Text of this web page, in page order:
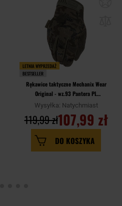
LETNIA WYPRZEDAŻ
BESTSELLER
Rękawice taktyczne Mechanix Wear
Original - wz.93 Pantera PL
Woodland
Wysyłka: Natychmiast
107,99 zł
119,99 zł
DO KOSZYKA